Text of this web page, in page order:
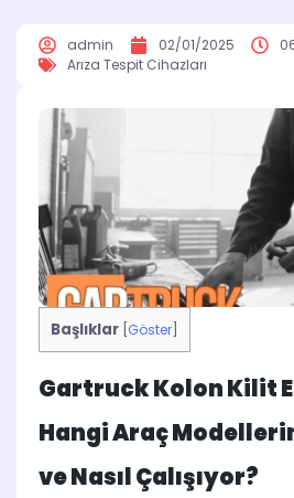
admin 02/01/2025
Arıza Tespit Cihazları
Başlıklar Göster
Gartruck Kolon Kilit
Hangi Araç
ve Nasıl Çalışıyor?